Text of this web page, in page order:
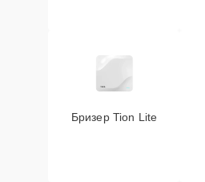
Бризер Tion Lite